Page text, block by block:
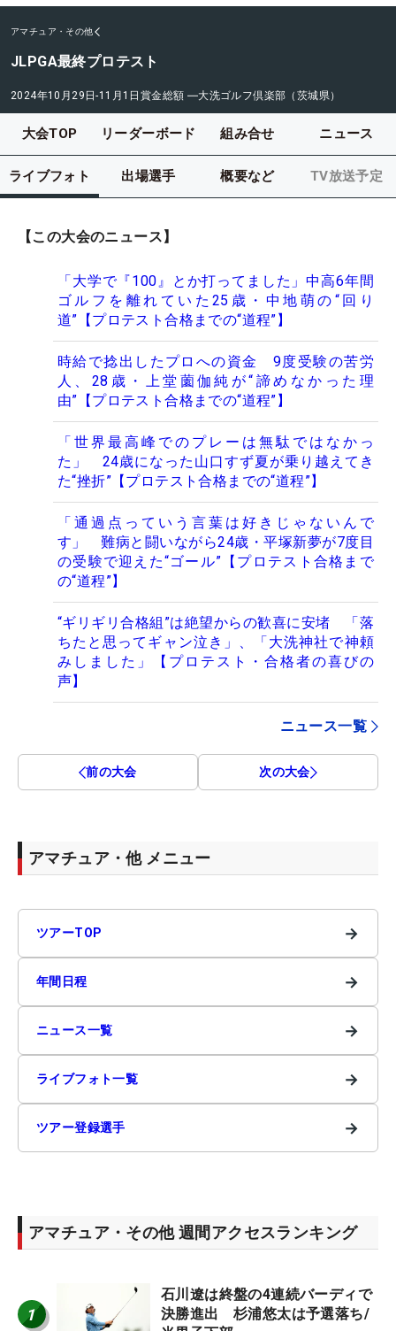
アマチュア・その他
JLPGA最終プロテスト
2024年10月29日-11月1日 賞金総額 ―大洗ゴルフ倶楽部（茨城県）
大会TOP リーダーボード 組み合せ ニュース
ライブフォト 出場選手 概要など TV放送予定
【この大会のニュース】
「大学で『100』とか打ってました」中高6年間
ゴルフを離れていた25歳・中地萌の“回り
道”【プロテスト合格までの“道程”】
時給で捻出したプロへの資金 9度受験の苦労
人、28歳・上堂薗伽純が“諦めなかった理
由”【プロテスト合格までの“道程”】
「世界最高峰でのプレーは無駄ではなかっ
た」 24歳になった山口すず夏が乗り越えてき
た“挫折”【プロテスト合格までの“道程”】
「通過点っていう言葉は好きじゃないんで
す」 難病と闘いながら24歳・平塚新夢が7度目
の受験で迎えた“ゴール”【プロテスト合格まで
の“道程”】
“ギリギリ合格組”は絶望からの歓喜に安堵 「落
ちたと思ってギャン泣き」、「大洗神社で神頼
みしました」【プロテスト・合格者の喜びの
声】
ニュース一覧
前の大会 次の大会
アマチュア・他 メニュー
ツアーTOP →
年間日程 →
ニュース一覧 →
ライブフォト一覧 →
ツアー登録選手 →
アマチュア・その他 週間アクセスランキング
1
石川遼は終盤の4連続バーディで
決勝進出 杉浦悠太は予選落ち/